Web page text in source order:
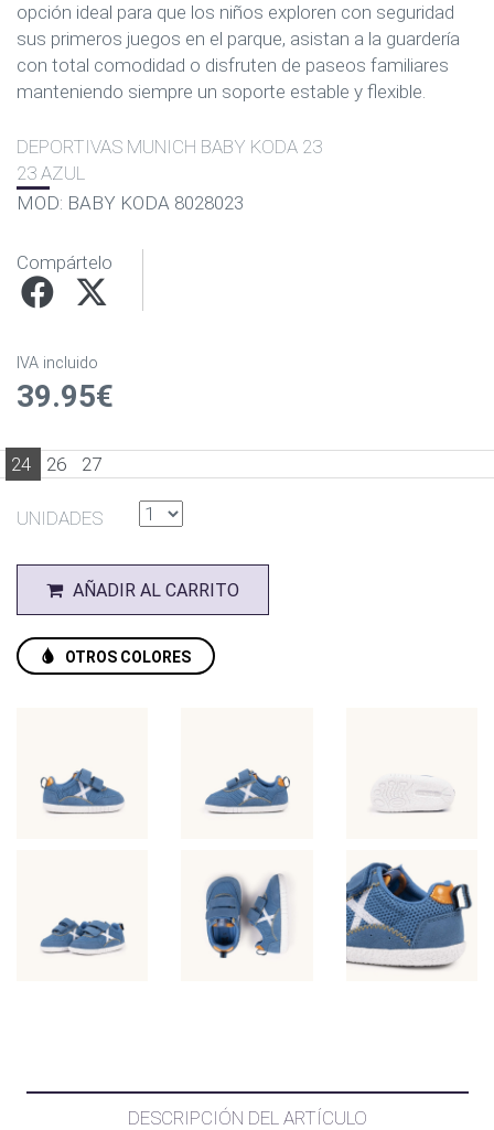
opción ideal para que los niños exploren con seguridad
sus primeros juegos en el parque, asistan a la guardería
con total comodidad o disfruten de paseos familiares
manteniendo siempre un soporte estable y flexible.
DEPORTIVAS MUNICH BABY KODA 23
23 AZUL
MOD: BABY KODA 8028023
Compártelo
IVA incluido
39.95€
24 26 27
UNIDADES
AÑADIR AL CARRITO
OTROS COLORES
DESCRIPCIÓN DEL ARTÍCULO